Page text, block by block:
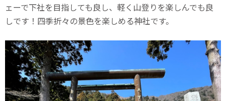
ェーで下社を目指しても良し、軽く山登りを楽しんでも良
しです！四季折々の景色を楽しめる神社です。